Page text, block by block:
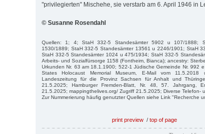
"privilegierten" Mischehe, sie verstarb am 6. April 1946 in
© Susanne Rosendahl
Quellen: 1; 4; StaH 332-5 Standesämter 5902 u 107/1888;
1530/1889; StaH 332-5 Standesämter 13561 u 2246/1901; StaH
StaH 332-5 Standesämter 1024 u 475/1934; StaH 332-5
Arbeits- und Sozialfürsorge 1158 (Fontheim, Bianca); ancestry:
Urkunden Nr. 63 am 18.1.1900; 522-1 Jüdische Gemeinde Nr. 992
States Holocaust Memorial Museum, E-Mail vom 11.5.2018
Landeszeitung für die Provinz Sachsen für Anhalt und
21.5.2025; Hamburger Fremden-Blatt, Nr. 48, 57. Jahrgang,
21.5.2025; mappingthelives.org/ Zugriff 21.5.2025; Diverse Telefon-
Zur Nummerierung häufig genutzter Quellen siehe Link "Recherche
print preview / top of page